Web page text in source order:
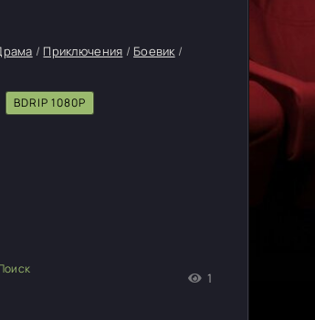
1
/ Приключения / Боевик/
BDRIP 1080P